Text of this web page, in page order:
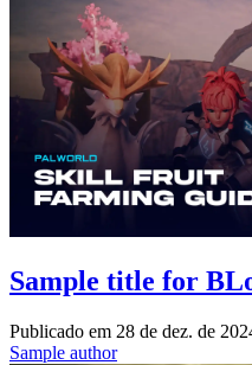
Sample title for
Publicado em 28 de dez. de
Sample author